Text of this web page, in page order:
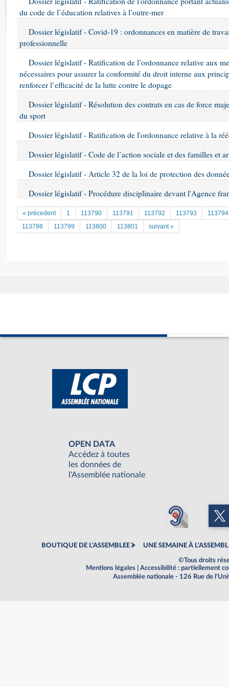
Rapports d'enquête
Rapports législatifs
Baromètre de l’application des lois
Dossiers législatifs
Budget et sécurité sociale
Comptes rendus des débats
du code de l’éducation relatives à l’outre-mer
Dossier législatif - Covid-19 : ordonnances en matière de
professionnelle
Dossier législatif - Ratification de l’ordonnance relative aux
nécessaires pour assurer la conformité du droit interne aux
renforcer l’efficacité de la lutte contre le dopage
Dossier législatif - Résolution des contrats en cas de force
du sport
Dossier législatif - Ratification de l'ordonnance relative à la
Dossier législatif - Code de l’action sociale et des familles et
Dossier législatif - Article 32 de la loi de protection des
Dossier législatif - Procédure disciplinaire devant l'Agence
« précedent 1 113790 113791 113792 113793
113794
113798
113799 113800 113801 suivant »
OPEN DATA
Accédez à toutes
les données de
l'Assemblée nationale
BOUTIQUE DE L'ASSEMBLEE UNE SEMAINE À
©Tous droits
Mentions légales
Accessibilité : partiellement
Assemblée nationale - 126 Rue de